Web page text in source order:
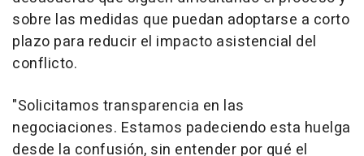
sobre las medidas que puedan adoptarse a corto
plazo para reducir el impacto asistencial del
conflicto.
"Solicitamos transparencia en las
negociaciones. Estamos padeciendo esta huelga
desde la confusión, sin entender por qué el